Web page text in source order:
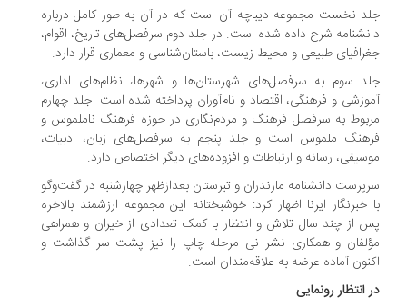
نخست مجموعه دیباچه آن است که در آن به طور کامل درباره
شرح داده شده است. در جلد دوم سرفصل‌های تاریخ، اقوام،
طبیعی و محیط زیست، باستان‌شناسی و معماری قرار دارد.
سوم به سرفصل‌های شهرستان‌ها و شهرها، نظام‌های اداری،
و فرهنگی، اقتصاد و نام‌آوران پرداخته شده است. جلد چهارم
به سرفصل فرهنگ و مردم‌نگاری در حوزه فرهنگ ناملموس و
ملموس است و جلد پنجم به سرفصل‌های زبان، ادبیات،
رسانه و ارتباطات و افزوده‌های دیگر اختصاص دارد.
دانشنامه مازندران و تبرستان بعدازظهر چهارشنبه در گفت‌وگو
خبرنگار ایرنا اظهار کرد: خوشبختانه این مجموعه ارزشمند بالاخره
از چند سال تلاش و انتظار با کمک تعدادی از خیران و همراهی
و همکاری نشر نی مرحله چاپ را نیز پشت سر گذاشت و
آماده عرضه به علاقه‌مندان است.
انتظار رونمایی